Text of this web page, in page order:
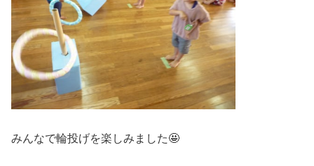
みんなで輪投げを楽しみました🤩